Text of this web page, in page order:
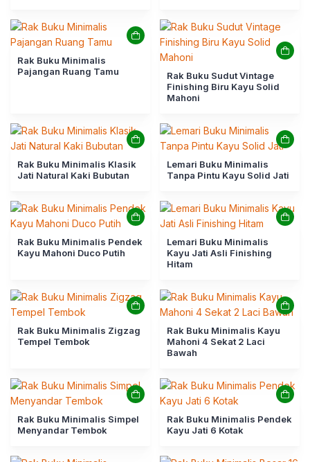
Rak Buku Minimalis
Pajangan Ruang Tamu
Rak Buku Sudut Vintage
Finishing Biru Kayu Solid
Mahoni
Rak Buku Minimalis Klasik
Jati Natural Kaki Bubutan
Lemari Buku Minimalis
Tanpa Pintu Kayu Solid Jati
Rak Buku Minimalis Pendek
Kayu Mahoni Duco Putih
Lemari Buku Minimalis
Kayu Jati Asli Finishing
Hitam
Rak Buku Minimalis Zigzag
Tempel Tembok
Rak Buku Minimalis Kayu
Mahoni 4 Sekat 2 Laci
Bawah
Rak Buku Minimalis Simpel
Menyandar Tembok
Rak Buku Minimalis Pendek
Kayu Jati 6 Kotak